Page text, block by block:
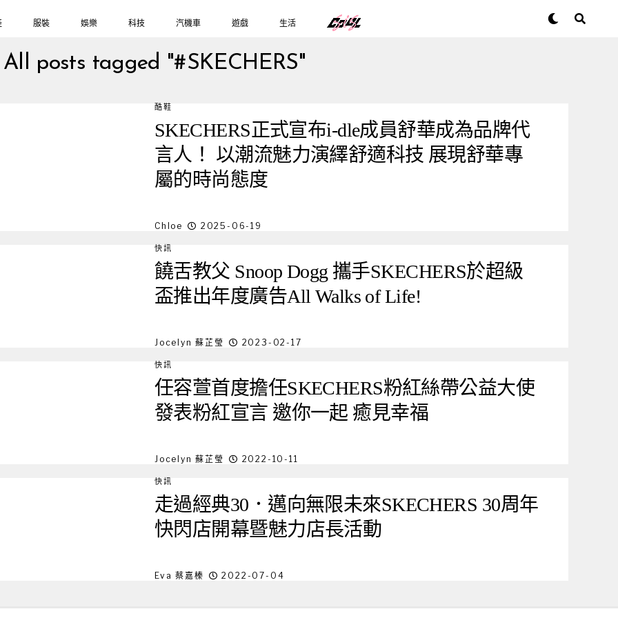
服裝 娛樂 科技 汽機車 遊戲 生活
All posts tagged "#SKECHERS"
酷鞋
SKECHERS正式宣布i-dle成員舒華成為品牌代
言人！ 以潮流魅力演繹舒適科技 展現舒華專
屬的時尚態度
Chloe 2025-06-19
快訊
饒舌教父 Snoop Dogg 攜手SKECHERS於超級
盃推出年度廣告All Walks of Life!
Jocelyn 蘇芷瑩 2023-02-17
快訊
任容萱首度擔任SKECHERS粉紅絲帶公益大使
發表粉紅宣言 邀你一起 癒見幸福
Jocelyn 蘇芷瑩 2022-10-11
快訊
走過經典30．邁向無限未來SKECHERS 30周年
快閃店開幕暨魅力店長活動
Eva 蔡嘉榛 2022-07-04